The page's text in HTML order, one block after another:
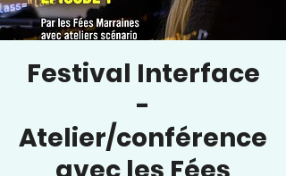
Festival Interface
-
Atelier/conférence